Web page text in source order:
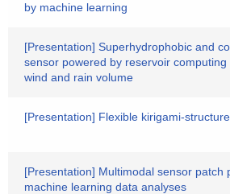
by machine learning
[Presentation] Superhydrophobic and
sensor powered by reservoir
wind and rain volume
[Presentation] Flexible kirigami-
[Presentation] Multimodal sensor patch
machine learning data analyses